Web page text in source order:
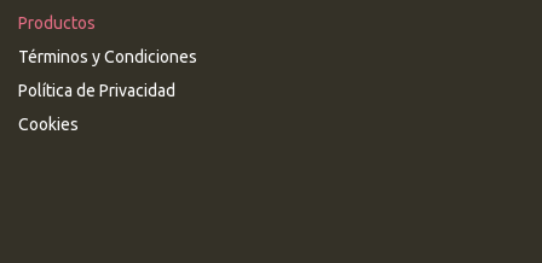
Productos
Términos y Condiciones
Política de Privacidad
Cookies